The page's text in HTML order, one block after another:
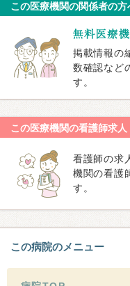
この医療機関の関係者の方
掲載情報の
数確認など
す。
この医療機関の看護師求人
看護師の求
機関の看護
す。
この病院のメニュー